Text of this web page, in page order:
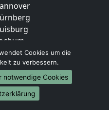
Cookies um die
zu verbessern.
notwendige Cookies